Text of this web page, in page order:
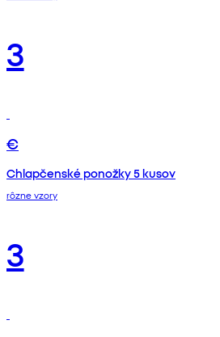
3
€
Chlapčenské ponožky 5 kusov
rôzne vzory
3